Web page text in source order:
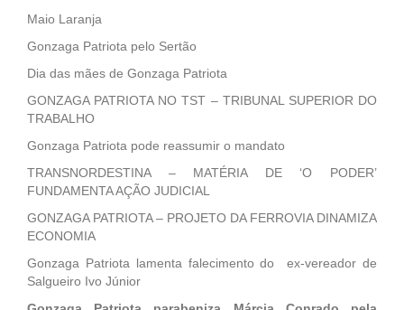
Maio Laranja
Gonzaga Patriota pelo Sertão
Dia das mães de Gonzaga Patriota
GONZAGA PATRIOTA NO TST – TRIBUNAL SUPERIOR DO
TRABALHO
Gonzaga Patriota pode reassumir o mandato
TRANSNORDESTINA – MATÉRIA DE ‘O PODER’
FUNDAMENTA AÇÃO JUDICIAL
GONZAGA PATRIOTA – PROJETO DA FERROVIA DINAMIZA
ECONOMIA
Gonzaga Patriota lamenta falecimento do ex-vereador de
Salgueiro Ivo Júnior